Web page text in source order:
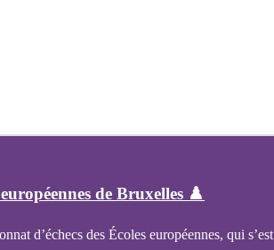
de Bruxelles ♟️
d’échecs des Écoles européennes, qui s’est